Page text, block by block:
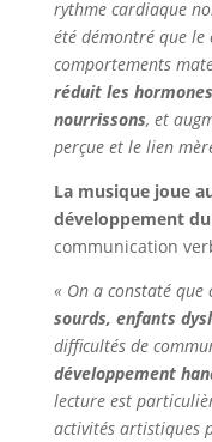
rythme cardiaque
été démontré que
comportements
réduit les
nourrissons, et
perçue et le lien
La musique joue
développement
communication
« On a constaté que
sourds, enfants
difficultés de
développement
lecture est
activités artistiques